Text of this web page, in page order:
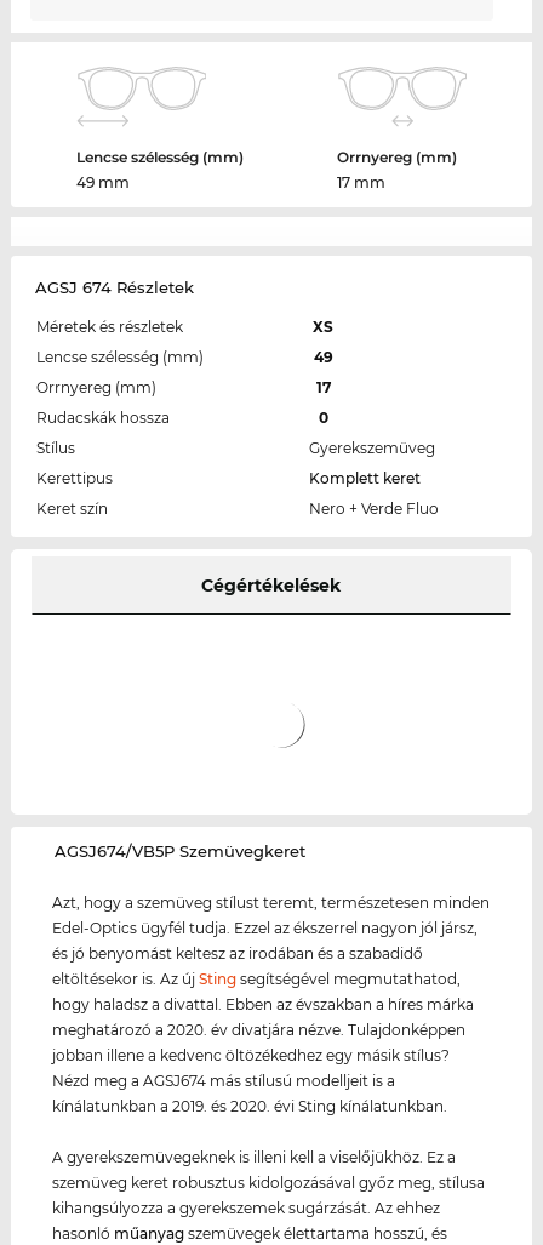
Lencse szélesség (mm)
49 mm
Orrnyereg (mm)
17 mm
AGSJ 674 Részletek
Méretek és részletek
XS
Lencse szélesség (mm)
49
Orrnyereg (mm)
17
Rudacskák hossza
0
Stílus
Gyerekszemüveg
Kerettipus
Komplett keret
Keret szín
Nero + Verde Fluo
Cégértékelések
‌AGSJ674/VB5P Szemüvegkeret
Azt, hogy a szemüveg stílust teremt, természetesen minden
Edel-Optics ügyfél tudja. Ezzel az ékszerrel nagyon jól jársz,
és jó benyomást keltesz az irodában és a szabadidő
eltöltésekor is. Az újSting segítségével megmutathatod,
hogy haladsz a divattal. Ebben az évszakban a híres márka
meghatározó a 2020. év divatjára nézve. Tulajdonképpen
jobban illene a kedvenc öltözékedhez egy másik stílus?
Nézd meg a AGSJ674 más stílusú modelljeit is a
kínálatunkban a 2019. és 2020. évi Sting kínálatunkban.
A gyerekszemüvegeknek is illeni kell a viselőjükhöz. Ez a
szemüveg keret robusztus kidolgozásával győz meg, stílusa
kihangsúlyozza a gyerekszemek sugárzását. Az ehhez
hasonló műanyag szemüvegek élettartama hosszú, és